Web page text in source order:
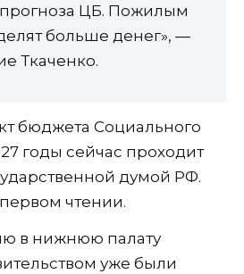
прогноза ЦБ. Пожилым
больше денег», —
Ткаченко.
бюджета Социального
годы сейчас проходит
думой РФ.
чтении.
в нижнюю палату
уже были